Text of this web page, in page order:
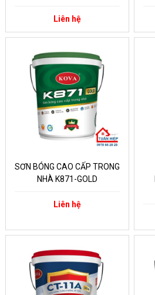
Liên hệ
SƠN BÓNG CAO CẤP TRONG
NHÀ K871-GOLD
Liên hệ